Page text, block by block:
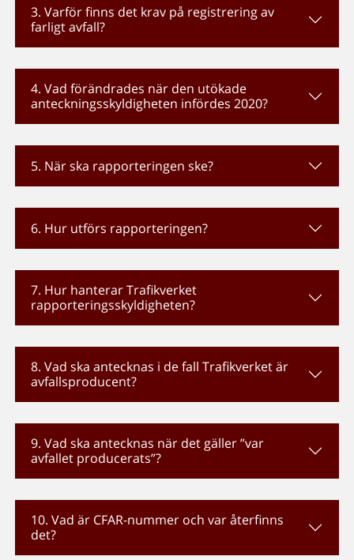
3. Varför finns det krav på registrering av
farligt avfall?
4. Vad förändrades när den utökade
anteckningsskyldigheten infördes 2020?
5. När ska rapporteringen ske?
6. Hur utförs rapporteringen?
7. Hur hanterar Trafikverket
rapporteringsskyldigheten?
8. Vad ska antecknas i de fall Trafikverket är
avfallsproducent?
9. Vad ska antecknas när det gäller ”var
avfallet producerats”?
10. Vad är CFAR-nummer och var återfinns
det?